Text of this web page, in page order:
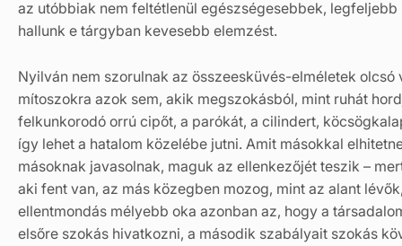
az utóbbiak nem feltétlenül egészségesebbek,
hallunk e tárgyban kevesebb elemzést.
Nyilván nem szorulnak az összeesküvés-elméletek
mítoszokra azok sem, akik megszokásból, mint ruhát
felkunkorodó orrú cipőt, a parókát, a cilindert,
így lehet a hatalom közelébe jutni. Amit másokkal
másoknak javasolnak, maguk az ellenkezőjét teszik –
aki fent van, az más közegben mozog, mint az alant
ellentmondás mélyebb oka azonban az, hogy a
elsőre szokás hivatkozni, a második szabályait szokás